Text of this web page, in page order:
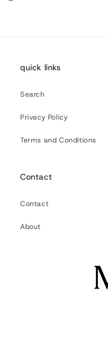
quick links
Search
Privacy Policy
Terms and Conditions
Contact
Contact
About